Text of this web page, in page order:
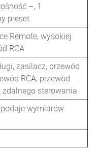
–, 1
preset
Remote, wysokiej
RCA
zasilacz, przewód
RCA, przewód
sterowania
wymiarów